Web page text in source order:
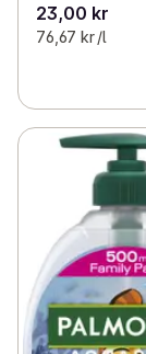
23,00 kr
76,67 kr /l